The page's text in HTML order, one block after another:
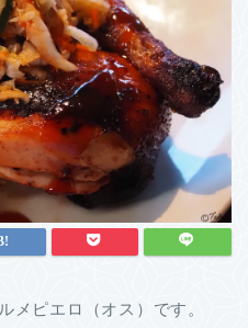
メピエロ（オス）です。